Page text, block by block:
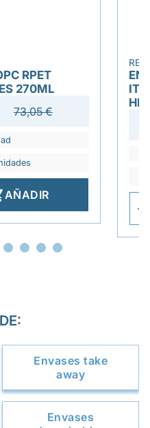
RPET
270ML
73,05 €
AÑADIR
Envases take
away
Envases